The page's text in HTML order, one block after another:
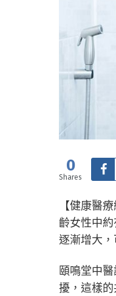
0
Shares
【健康醫
齡女性中
逐漸增大
頤鳴堂中
擾，這樣